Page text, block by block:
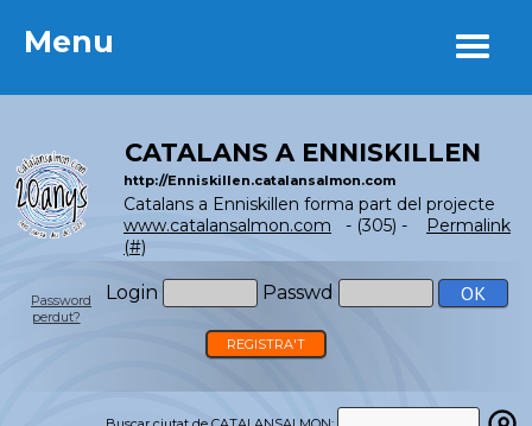
Menu
CATALANS A ENNISKILLEN
http://Enniskillen.catalansalmon.com
Catalans a Enniskillen forma part del projecte
www.catalansalmon.com - (305) -
Permalink
(#)
Login Passwd
Password
perdut?
REGISTRA'T
Menu